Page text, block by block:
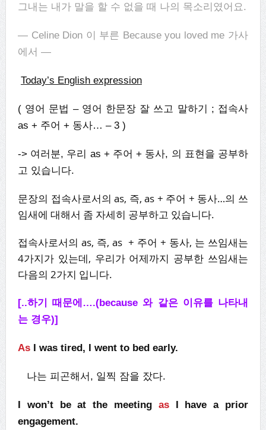
그내는 내가 말을 할 수 없을 때 나의 목소리였어요.
— Celine Dion 이 부른 Because you loved me 가사
에서 —
Today’s English expression
( 영어 문법 – 영어 한문장 잘 쓰고 말하기 ; 접속사
as + 주어 + 동사… – 3)
-> 여러분, 우리 as + 주어 + 동사, 의 표현을 공부하
고 있습니다.
문장의 접속사로서의 as, 즉, as + 주어 + 동사…의 쓰
임새에 대해서 좀 자세히 공부하고 있습니다.
접속사로서의 as, 즉, as + 주어 + 동사, 는 쓰임새는
4가지가 있는데, 우리가 어제까지 공부한 쓰임새는
다음의 2가지 입니다.
[..하기 때문에….(because 와 같은 이유를 나타내
는 경우)]
AsI was tired, I went to bed early.
나는 피곤해서, 일찍 잠을 잤다.
I won’t be at the meeting asI have a prior
engagement.